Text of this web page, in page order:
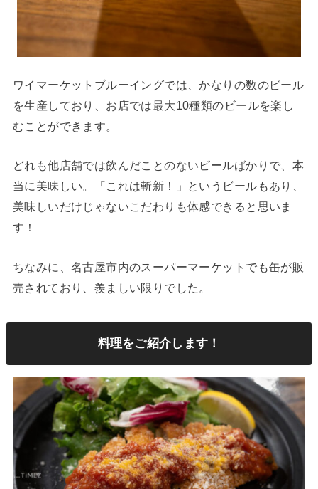
ワイマーケットブルーイングでは、かなりの数のビール
を生産しており、お店では最大10種類のビールを楽し
むことができます。
どれも他店舗では飲んだことのないビールばかりで、本
当に美味しい。「これは斬新！」というビールもあり、
美味しいだけじゃないこだわりも体感できると思いま
す！
ちなみに、名古屋市内のスーパーマーケットでも缶が販
売されており、羨ましい限りでした。
料理をご紹介します！